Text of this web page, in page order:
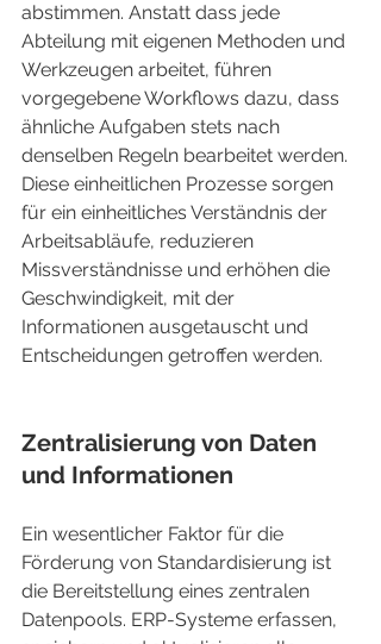
abstimmen. Anstatt dass jede
Abteilung mit eigenen Methoden und
Werkzeugen arbeitet, führen
vorgegebene Workflows dazu, dass
ähnliche Aufgaben stets nach
denselben Regeln bearbeitet werden.
Diese einheitlichen Prozesse sorgen
für ein einheitliches Verständnis der
Arbeitsabläufe, reduzieren
Missverständnisse und erhöhen die
Geschwindigkeit, mit der
Informationen ausgetauscht und
Entscheidungen getroffen werden.
Zentralisierung von Daten
und Informationen
Ein wesentlicher Faktor für die
Förderung von Standardisierung ist
die Bereitstellung eines zentralen
Datenpools. ERP-Systeme erfassen,